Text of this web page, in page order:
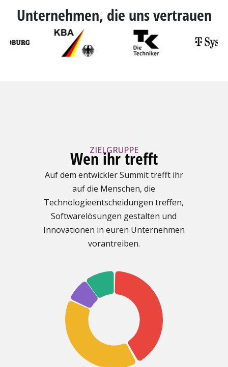
Unternehmen, die uns vertrauen
Wen ihr trefft
Auf dem entwickler Summit trefft ihr
auf die Menschen, die
Technologieentscheidungen treffen,
Softwarelösungen gestalten und
Innovationen in euren Unternehmen
vorantreiben.
ZIELGRUPPE